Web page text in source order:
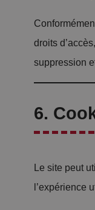
droits
suppression
6.
Le site peut
l’expérience